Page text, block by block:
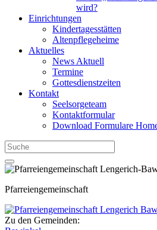
wird?
Einrichtungen
Kindertagesstätten
Altenpflegeheime
Aktuelles
News Aktuell
Termine
Gottesdienstzeiten
Kontakt
Seelsorgeteam
Kontaktformular
Download Formulare
Pfarreiengemeinschaft
Zu den Gemeinden: